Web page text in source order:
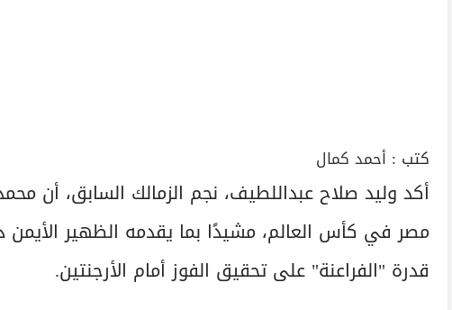
كتب : أحمد كمال
أكد وليد صلاح عبداللطيف، نجم الزمالك السابق، أن
مصر في كأس العالم، مشيدًا بما يقدمه الظهير
قدرة "الفراعنة" على تحقيق الفوز أمام الأرجنتين.